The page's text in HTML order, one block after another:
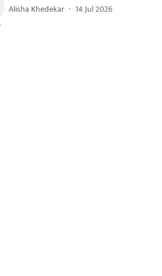
Alisha Khedekar 14 Jul 2026